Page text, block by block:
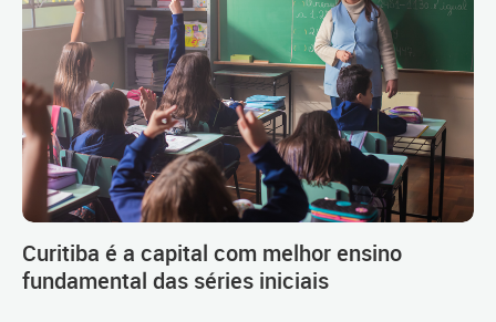
Curitiba é a capital com melhor ensino
fundamental das séries iniciais